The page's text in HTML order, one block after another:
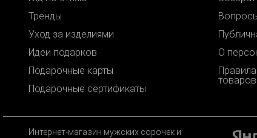
Тренды
Уход за изделиями
Идеи подарков
Подарочные карты
Подарочные сертификаты
О
товаров
Интернет-магазин мужских сорочек и